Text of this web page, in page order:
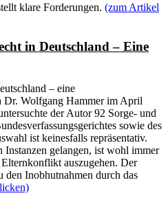
klare Forderungen. (zum Artikel
in Deutschland – Eine
– eine
Dr. Wolfgang Hammer im April
der Autor 92 Sorge- und
sowie des
ist keinesfalls repräsentativ.
Instanzen gelangen, ist wohl immer
auszugehen. Der
den Inobhutnahmen durch das